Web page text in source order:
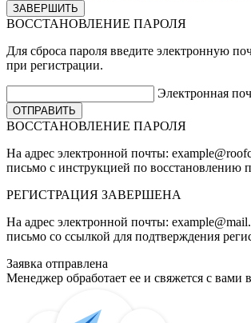
ВОССТАНОВЛЕНИЕ ПАРОЛЯ
Для сброса пароля введите электронную
при регистрации.
Электронная
ВОССТАНОВЛЕНИЕ ПАРОЛЯ
На адрес электронной почты:
письмо с инструкцией по восстановлению
РЕГИСТРАЦИЯ ЗАВЕРШЕНА
На адрес электронной почты:
письмо со ссылкой для подтверждения
Заявка отправлена
Менеджер обработает ее и свяжется с вами